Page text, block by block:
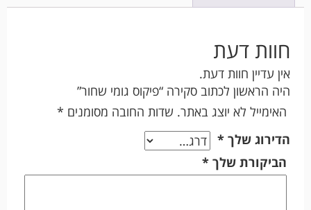
חוות דעת
אין עדיין חוות דעת.
היה הראשון לכתוב סקירה “פיקוס גומי שחור”
האימייל לא יוצג באתר. שדות החובה מסומנים *
הדירוג שלך *
הביקורת שלך *